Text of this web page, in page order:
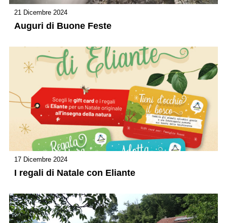
21 Dicembre 2024
Auguri di Buone Feste
17 Dicembre 2024
I regali di Natale con Eliante